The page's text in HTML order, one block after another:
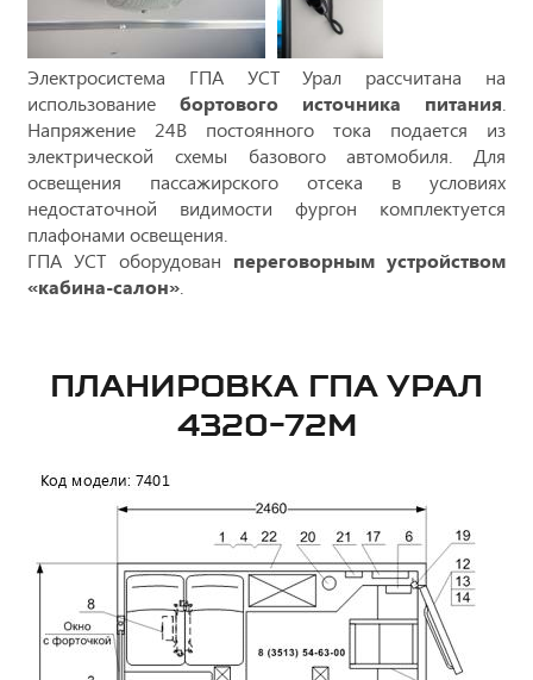
Электросистема ГПА УСТ Урал рассчитана на
использование бортового источника питания.
Напряжение 24В постоянного тока подается из
электрической схемы базового автомобиля. Для
освещения пассажирского отсека в условиях
недостаточной видимости фургон комплектуется
плафонами освещения.
ГПА УСТ оборудован переговорным устройством
«кабина-салон».
ПЛАНИРОВКА ГПА УРАЛ
4320-72М